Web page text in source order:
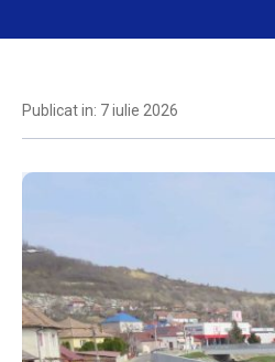
Publicat in: 7 iulie 2026